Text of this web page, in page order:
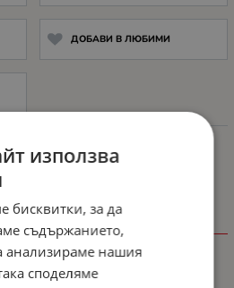
ДОБАВИ В ЛЮБИМИ
използва
бисквитки, за да
съдържанието,
анализираме нашия
споделяме